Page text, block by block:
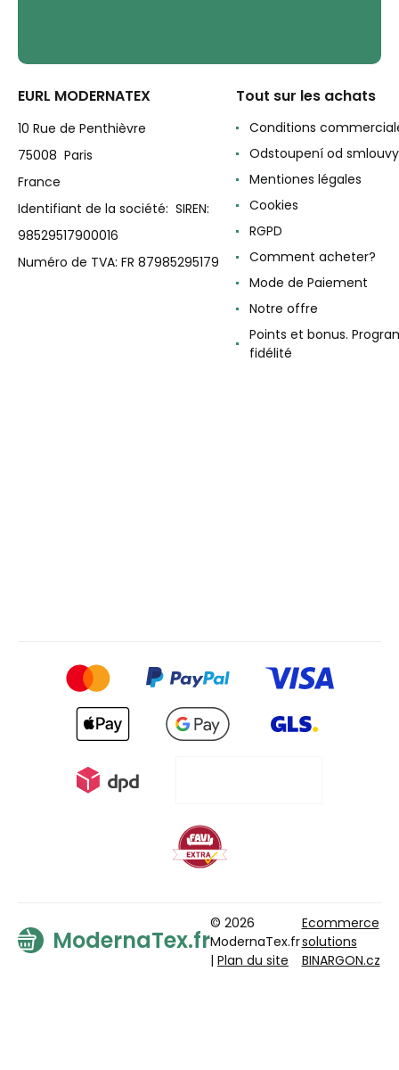
EURL MODERNATEX
10 Rue de Penthièvre
75008 Paris
France
Identifiant de la société: SIREN:
98529517900016
Numéro de TVA: FR 87985295179
Tout sur les achats
Conditions
Odstoupení od smlouvy
Mentiones légales
Cookies
RGPD
Comment acheter?
Mode de Paiement
Notre offre
Points et bonus.
fidélité
ModernaTex.fr
© 2026
ModernaTex.fr
| Plan du site
Ecommerce
solutions
BINARGON.cz